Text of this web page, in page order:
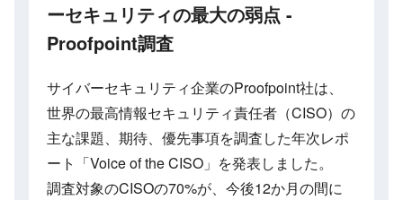
ーセキュリティの最大の弱点 -
Proofpoint調査
サイバーセキュリティ企業のProofpoint社は、
世界の最高情報セキュリティ責任者（CISO）の
主な課題、期待、優先事項を調査した年次レポ
ート「Voice of the CISO」を発表しました。
調査対象のCISOの70%が、今後12か月の間に